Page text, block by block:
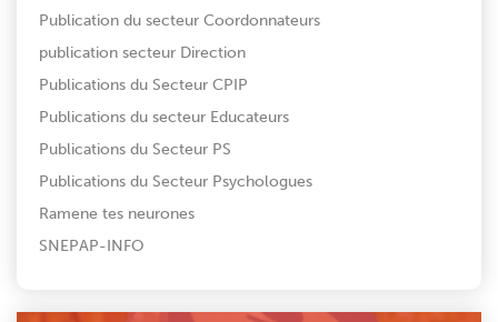
Publication du secteur Coordonnateurs
publication secteur Direction
Publications du Secteur CPIP
Publications du secteur Educateurs
Publications du Secteur PS
Publications du Secteur Psychologues
Ramene tes neurones
SNEPAP-INFO